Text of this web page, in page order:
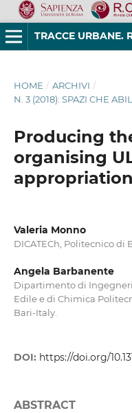
HOME / ARCHIVI /
N. 3 (2018): SPAZI CHE
Producing
organising
Valeria Monno
DICATECh, Politecnico di
Angela Barbanente
Dipartimento di
Edile e di Chimica
Bari-Italy.
DOI: https://doi.org/
ABSTRACT